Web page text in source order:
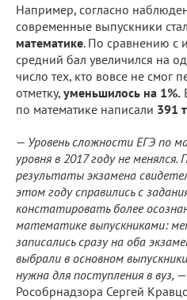
Например, согласно
современные выпускники
математике. По сравнению с
средний бал увеличился на
число тех, кто вовсе не смог
отметку, уменьшилось на 1%.
по математике написали 391
— Уровень сложности ЕГЭ по
уровня в 2017 году не
результаты экзамена
этом году справились с
констатировать более
математике выпускниками:
записались сразу на оба
выбрали в основном
нужна для поступления в вуз,
Рособрнадзора Сергей